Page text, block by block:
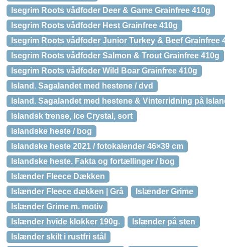
Isegrim Roots vådfoder Deer & Game Grainfree 410g
Isegrim Roots vådfoder Hest Grainfree 410g
Isegrim Roots vådfoder Junior Turkey & Beef Grainfree
Isegrim Roots vådfoder Salmon & Trout Grainfree 410g
Isegrim Roots vådfoder Wild Boar Grainfree 410g
Island. Sagalandet med hestene / dvd
Island. Sagalandet med hestene & Vinterridning på
Islandsk trense, Ice Crystal, sort
Islandske heste / bog
Islandske heste 2021 / fotokalender 46×39 cm
Islandske heste. Fakta og fortællinger / bog
Islænder Fleece Dækken
Islænder Fleece dækken | Grå
Islænder Grime
Islænder Grime m. motiv
Islænder hvide klokker 190g.
Islænder på sten
Islænder skilt i rustfri stål